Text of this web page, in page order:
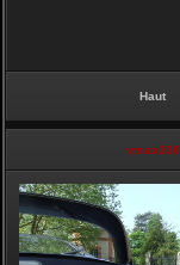
Haut
vmax330